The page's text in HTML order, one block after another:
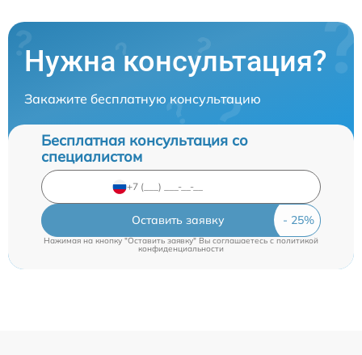
Нужна консультация?
Закажите бесплатную консультацию
Бесплатная консультация со
специалистом
Оставить заявку
Нажимая на кнопку "Оставить заявку" Вы соглашаетесь cполитикой
конфиденциальности